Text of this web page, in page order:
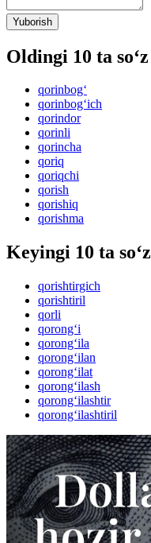
Yuborish
Oldingi 10 ta so‘z
qorinbog‘
qorinbog‘ich
qorindor
qorinli
qorincha
qoriq
qoriqchi
qorish
qorishiq
qorishma
Keyingi 10 ta so‘z
qorishtirgich
qorishtiril
qorli
qorong‘i
qorong‘ila
qorong‘ilan
qorong‘ilat
qorong‘ilash
qorong‘ilashtir
qorong‘ilashtiril